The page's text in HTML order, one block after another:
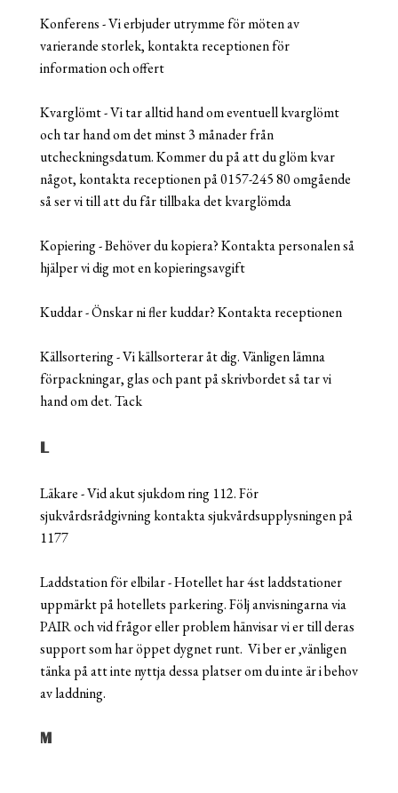
Konferens - Vi erbjuder utrymme för möten av
varierande storlek, kontakta receptionen för
information och offert
Kvarglömt - Vi tar alltid hand om eventuell kvarglömt
och tar hand om det minst 3 månader från
utcheckningsdatum. Kommer du på att du glöm kvar
något, kontakta receptionen på 0157-245 80 omgående
så ser vi till att du får tillbaka det kvarglömda
Kopiering - Behöver du kopiera? Kontakta personalen så
hjälper vi dig mot en kopieringsavgift
Kuddar - Önskar ni fler kuddar? Kontakta receptionen
Källsortering - Vi källsorterar åt dig. Vänligen lämna
förpackningar, glas och pant på skrivbordet så tar vi
hand om det. Tack
L
Läkare - Vid akut sjukdom ring 112. För
sjukvårdsrådgivning kontakta sjukvårdsupplysningen på
1177
Laddstation för elbilar - Hotellet har 4st laddstationer
uppmärkt på hotellets parkering. Följ anvisningarna via
PAIR och vid frågor eller problem hänvisar vi er till deras
support som har öppet dygnet runt. Vi ber er ,vänligen
tänka på att inte nyttja dessa platser om du inte är i behov
av laddning.
M